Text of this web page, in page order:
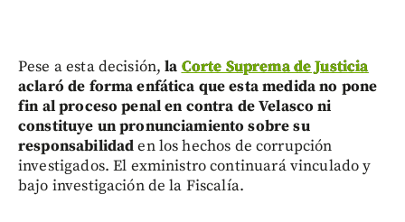
Pese a esta decisión,la Corte Suprema de Justicia
aclaró de forma enfática que esta medida no pone
fin al proceso penal en contra de Velasco ni
constituye un pronunciamiento sobre su
responsabilidaden los hechos de corrupción
investigados. El exministro continuará vinculado y
bajo investigación de la Fiscalía.